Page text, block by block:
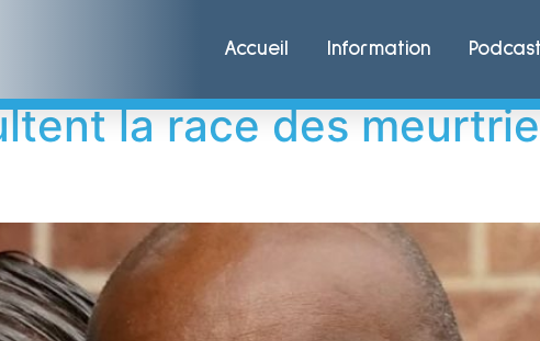
Accueil Information
la race des